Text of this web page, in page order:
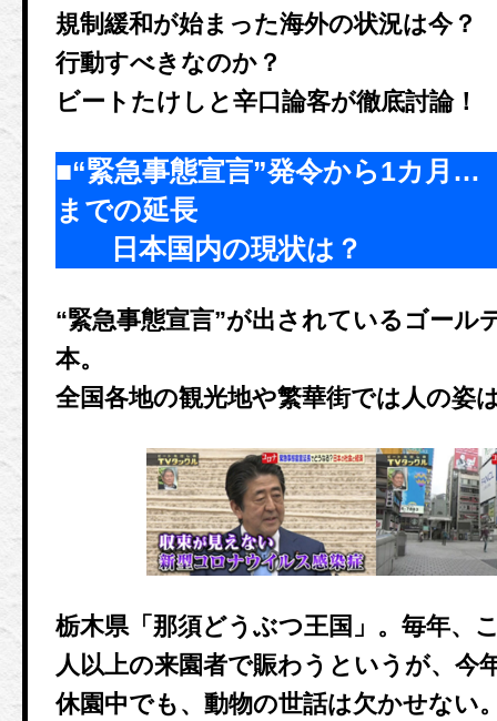
規制緩和が始まった海外の状況は今
行動すべきなのか？
ビートたけしと辛口論客が徹底討論！
■“緊急事態宣言”発令から1カ月
までの延長
日本国内の現状は？
“緊急事態宣言”が出されているゴール
本。
全国各地の観光地や繁華街では人の姿
栃木県「那須どうぶつ王国」。毎年、
人以上の来園者で賑わうというが、今
休園中でも、動物の世話は欠かせない